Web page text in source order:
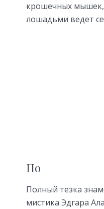
крошечных мышек,
лошадьми ведет
По
Полный тезка
мистика Эдгара